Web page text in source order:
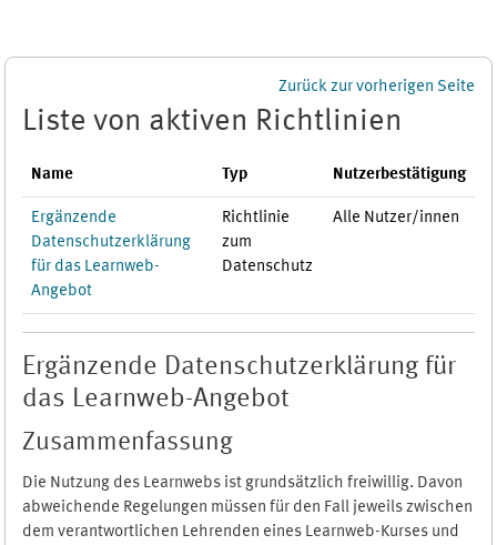
Zurück zur vorherigen Seite
Liste von aktiven Richtlinien
Name Typ Nutzerbestätigung
Ergänzende
Datenschutzerklärung
für das Learnweb-
Angebot
Richtlinie
zum
Datenschutz
Alle Nutzer/innen
Ergänzende Datenschutzerklärung für
das Learnweb-Angebot
Zusammenfassung
Die Nutzung des Learnwebs ist grundsätzlich freiwillig. Davon
abweichende Regelungen müssen für den Fall jeweils zwischen
dem verantwortlichen Lehrenden eines Learnweb-Kurses und